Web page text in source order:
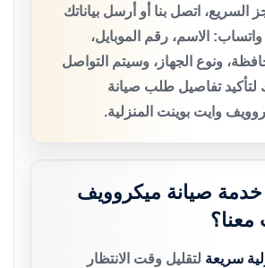
السريع، اتصل بنا أو أرسل بياناتك
الاسم، رقم الموبايل،
ونوع الجهاز، وسيتم التواصل
لتأكيد تفاصيل طلب صيانة
وايت بوينت المنزلية.
خدمة صيانة ميكروويف
معنا؟
سريعة لتقليل وقت الانتظار